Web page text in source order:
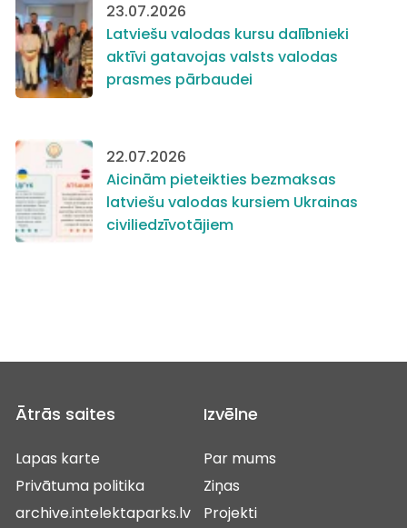
23.07.2026
Latviešu valodas kursu dalībnieki
aktīvi gatavojas valsts valodas
prasmes pārbaudei
22.07.2026
Aicinām pieteikties bezmaksas
latviešu valodas kursiem Ukrainas
civiliedzīvotājiem
Ātrās saites
Lapas karte
Privātuma politika
archive.intelektaparks.lv
Izvēlne
Par mums
Ziņas
Projekti